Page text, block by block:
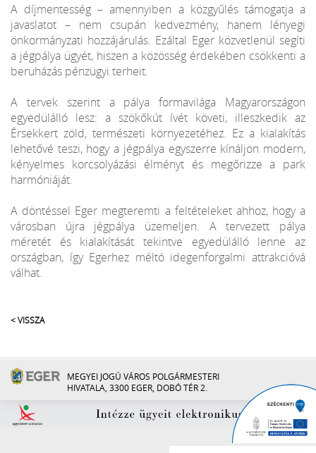
A díjmentesség – amennyiben a közgyűlés támogatja a
javaslatot – nem csupán kedvezmény, hanem lényegi
önkormányzati hozzájárulás. Ezáltal Eger közvetlenül segíti
a jégpálya ügyét, hiszen a közösség érdekében csökkenti a
beruházás pénzügyi terheit.
A tervek szerint a pálya formavilága Magyarországon
egyedülálló lesz: a szökőkút ívét követi, illeszkedik az
Érsekkert zöld, természeti környezetéhez. Ez a kialakítás
lehetővé teszi, hogy a jégpálya egyszerre kínáljon modern,
kényelmes korcsolyázási élményt és megőrizze a park
harmóniáját.
A döntéssel Eger megteremti a feltételeket ahhoz, hogy a
városban újra jégpálya üzemeljen. A tervezett pálya
méretét és kialakítását tekintve egyedülálló lenne az
országban, így Egerhez méltó idegenforgalmi attrakcióvá
válhat.
< VISSZA
MEGYEI JOGÚ VÁROS POLGÁRMESTERI
HIVATALA, 3300 EGER, DOBÓ TÉR 2.